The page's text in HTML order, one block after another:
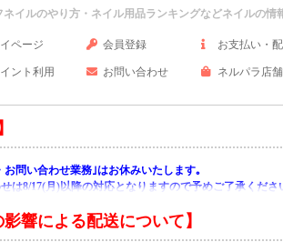
イルのやり方・ネイル用品ランキングなどネイルの情
ページ 会員登録 お支払い・
ント利用 お問い合わせ ネルパラ店舗
お問い合わせ業務｣はお休みいたします｡
は8/17(月)以降の対応となりますので予めご了承くださ
響による配送について】